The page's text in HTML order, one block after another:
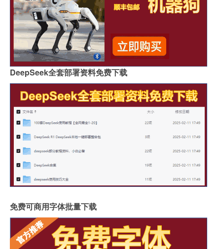
DeepSeek全套部署资料免费下载
免费可商用字体批量下载